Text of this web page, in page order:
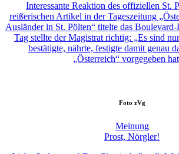
Interessante Reaktion des offiziellen St.
reißerischen Artikel in der Tageszeitung
Ausländer in St. Pölten“ titelte das
Tag stellte der Magistrat richtig: „Es sind
bestätigte, nährte, festigte damit genau
„Österreich“ vorgegeben
Foto zVg
Meinung
Prost, Nörgler!